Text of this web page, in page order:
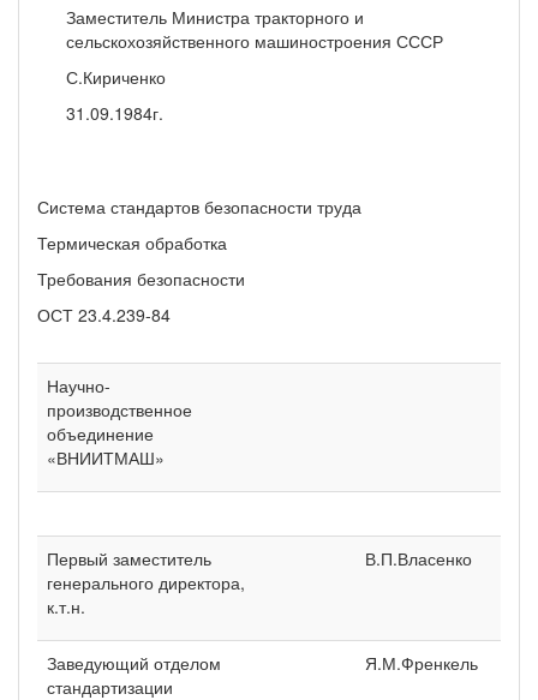
Заместитель Министра тракторного и
сельскохозяйственного машиностроения СССР
С.Кириченко
31.09.1984г.
Система стандартов безопасности труда
Термическая обработка
Требования безопасности
ОСТ 23.4.239-84
Научно-
производственное
объединение
«ВНИИТМАШ»
Первый заместитель
генерального директора,
к.т.н.
В.П.Власенко
Заведующий отделом
стандартизации
Я.М.Френкель